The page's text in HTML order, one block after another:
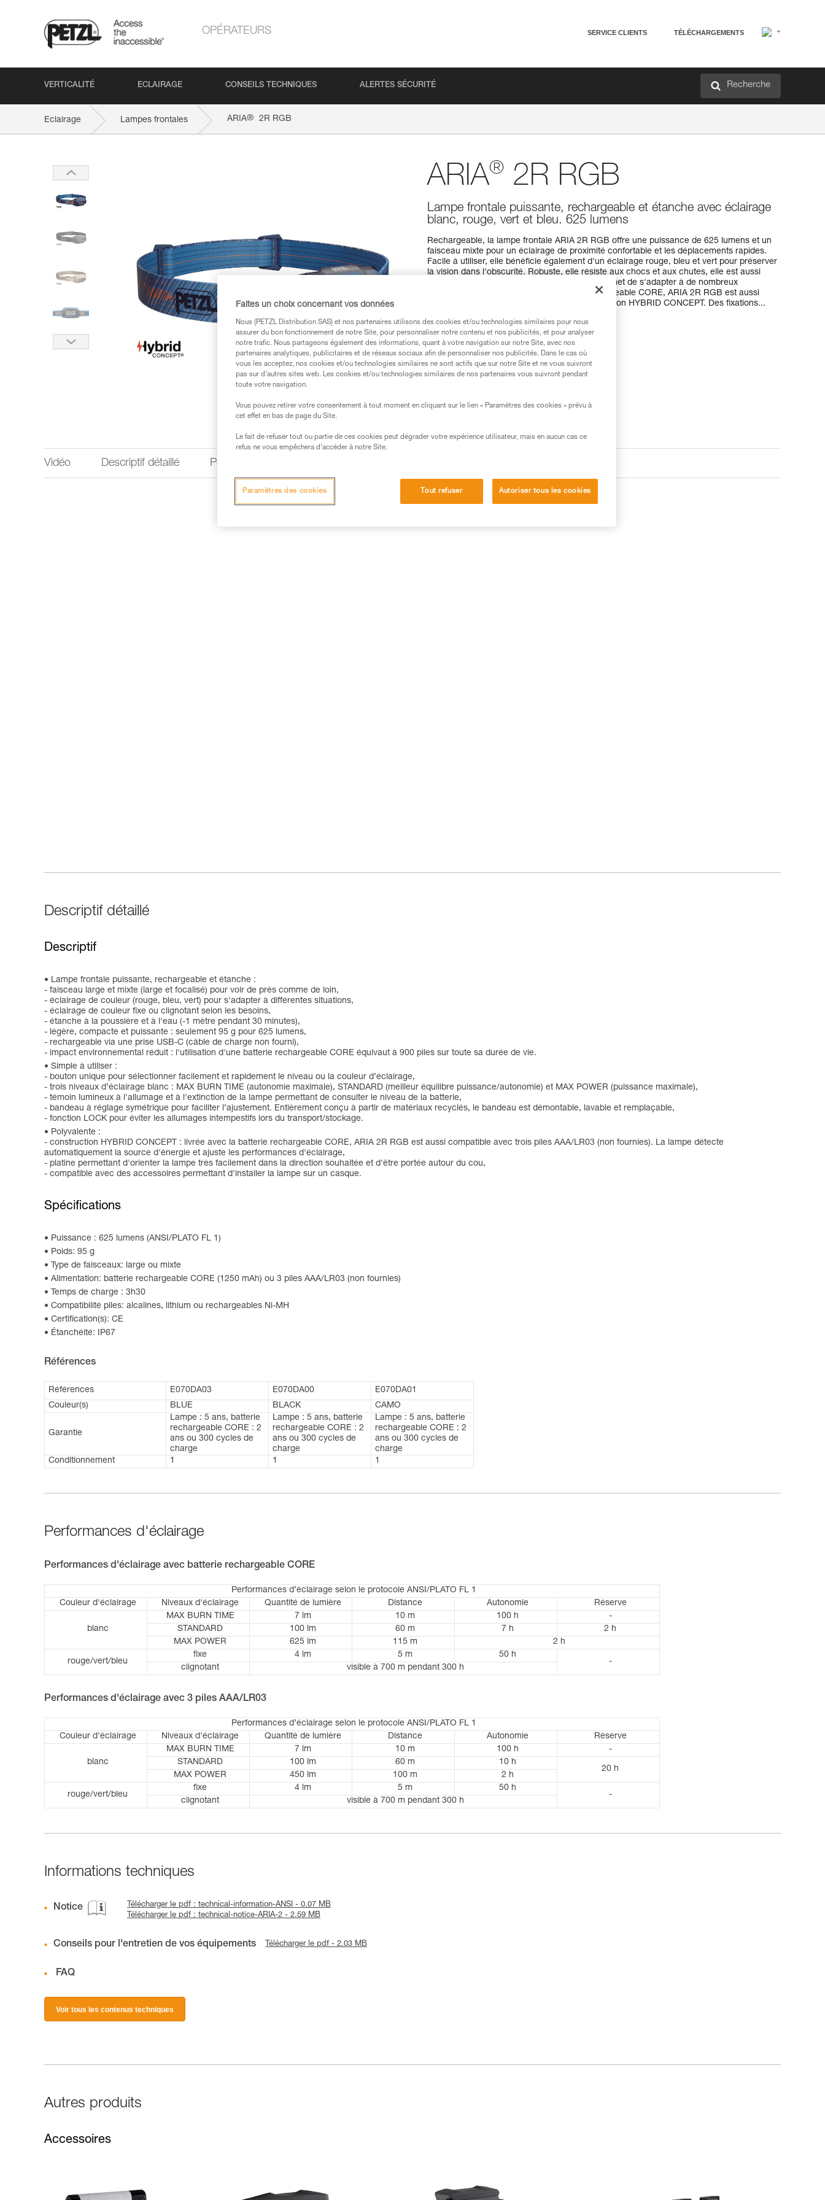
OPÉRATEURS SERVICE CLIENTS TÉLÉCHARGEMENTS
VERTICALITÉ ECLAIRAGE CONSEILS TECHNIQUES ALERTES SÉCURITÉ Recherche
Eclairage Lampes frontales ARIA® 2R RGB
ARIA® 2R RGB
Lampe frontale puissante, rechargeable et étanche avec éclairage
blanc, rouge, vert et bleu. 625 lumens
Rechargeable, la lampe frontale ARIA 2R RGB offre une puissance de 625 lumens et un
faisceau mixte pour un éclairage de proximité confortable et les déplacements rapides.
Facile à utiliser, elle bénéficie également d'un éclairage rouge, bleu et vert pour préserver
la vision dans l'obscurité. Robuste, elle résiste aux chocs et aux chutes, elle est aussi
étanche à l'eau et à la poussière, ce qui lui permet de s'adapter à de nombreux
environnements. Livrée avec la batterie rechargeable CORE, ARIA 2R RGB est aussi
compatible avec trois piles, grâce à la construction HYBRID CONCEPT. Des fixations...
Trouvez un revendeur
Vidéo Descriptif détaillé Performances d'éclairage
Descriptif détaillé
Descriptif
Lampe frontale puissante, rechargeable et étanche :
- faisceau large et mixte (large et focalisé) pour voir de près comme de loin,
- éclairage de couleur (rouge, bleu, vert) pour s'adapter à différentes situations,
- éclairage de couleur fixe ou clignotant selon les besoins,
- étanche à la poussière et à l'eau (-1 mètre pendant 30 minutes),
- légère, compacte et puissante : seulement 95 g pour 625 lumens,
- rechargeable via une prise USB-C (câble de charge non fourni),
- impact environnemental réduit : l'utilisation d'une batterie rechargeable CORE équivaut à 900 piles sur toute sa durée de vie.
Simple à utiliser :
- bouton unique pour sélectionner facilement et rapidement le niveau ou la couleur d’éclairage,
- trois niveaux d’éclairage blanc : MAX BURN TIME (autonomie maximale), STANDARD (meilleur équilibre puissance/autonomie) et MAX POWER (puissance maximale),
- témoin lumineux à l'allumage et à l'extinction de la lampe permettant de consulter le niveau de la batterie,
- bandeau à réglage symétrique pour faciliter l’ajustement. Entièrement conçu à partir de matériaux recyclés, le bandeau est démontable, lavable et remplaçable,
- fonction LOCK pour éviter les allumages intempestifs lors du transport/stockage.
Polyvalente :
- construction HYBRID CONCEPT : livrée avec la batterie rechargeable CORE, ARIA 2R RGB est aussi compatible avec trois piles AAA/LR03 (non fournies). La lampe détecte
automatiquement la source d'énergie et ajuste les performances d'éclairage,
- platine permettant d'orienter la lampe très facilement dans la direction souhaitée et d'être portée autour du cou,
- compatible avec des accessoires permettant d'installer la lampe sur un casque.
Spécifications
Puissance : 625 lumens (ANSI/PLATO FL 1)
Poids: 95 g
Type de faisceaux: large ou mixte
Alimentation: batterie rechargeable CORE (1250 mAh) ou 3 piles AAA/LR03 (non fournies)
Temps de charge : 3h30
Compatibilité piles: alcalines, lithium ou rechargeables Ni-MH
Certification(s): CE
Étanchéité: IP67
Références
Références E070DA03 E070DA00
E070DA01
Couleur(s)
BLUE BLACK CAMO
Garantie
Lampe : 5 ans, batterie
rechargeable CORE : 2
ans ou 300 cycles de
charge
Lampe : 5 ans, batterie
rechargeable CORE : 2
ans ou 300 cycles de
charge
Lampe : 5 ans, batterie
rechargeable CORE : 2
ans ou 300 cycles de
charge
Conditionnement
1 1 1
Performances d'éclairage
Performances d'éclairage avec batterie rechargeable CORE
Performances d’éclairage selon le protocole ANSI/PLATO FL 1
Couleur d'éclairage
Niveaux d'éclairage Quantité de lumière Distance Autonomie Réserve
blanc
MAX BURN TIME 7 lm 10 m 100 h
-
STANDARD
100 lm 60 m 7 h
2 h
MAX POWER
625 lm 115 m 2 h
rouge/vert/bleu
fixe 4 lm 5 m 50 h
-
clignotant visible à 700 m pendant 300 h
Performances d'éclairage avec 3 piles AAA/LR03
Performances d’éclairage selon le protocole ANSI/PLATO FL 1
Couleur d'éclairage
Niveaux d'éclairage Quantité de lumière Distance Autonomie Réserve
blanc
MAX BURN TIME 7 lm 10 m 100 h
-
STANDARD
100 lm 60 m 10 h
20 h
MAX POWER 450 lm 100 m 2 h
rouge/vert/bleu
fixe 4 lm 5 m 50 h
-
clignotant visible à 700 m pendant 300 h
Informations techniques
Notice
Télécharger le pdf : technical-information-ANSI - 0.07 MB
Télécharger le pdf : technical-notice-ARIA-2 - 2.59 MB
Conseils pour l'entretien de vos équipements Télécharger le pdf - 2.03 MB
FAQ
Voir tous les contenus techniques
Autres produits
Accessoires
Faites un choix concernant vos données
Nous (PETZL Distribution SAS) et nos partenaires utilisons des cookies et/ou technologies similaires pour nous
assurer du bon fonctionnement de notre Site, pour personnaliser notre contenu et nos publicités, et pour analyser
notre trafic. Nous partageons également des informations, quant à votre navigation sur notre Site, avec nos
partenaires analytiques, publicitaires et de réseaux sociaux afin de personnaliser nos publicités. Dans le cas où
vous les acceptez, nos cookies et/ou technologies similaires ne sont actifs que sur notre Site et ne vous suivront
pas sur d’autres sites web. Les cookies et/ou technologies similaires de nos partenaires vous suivront pendant
toute votre navigation.
Vous pouvez retirer votre consentement à tout moment en cliquant sur le lien « Paramètres des cookies » prévu à
cet effet en bas de page du Site.
Le fait de refuser tout ou partie de ces cookies peut dégrader votre expérience utilisateur, mais en aucun cas ce
refus ne vous empêchera d’accéder à notre Site.
Tout refuser Autoriser tous les cookies
Paramètres des cookies